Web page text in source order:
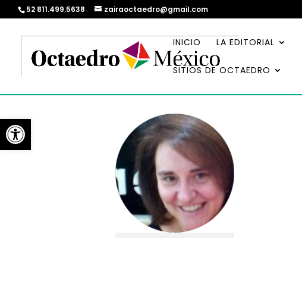
Abrir barra de herramientas
52 811.499.5638 zairaoctaedro@gmail.com
INICIO LA EDITORIAL
SITIOS DE OCTAEDRO